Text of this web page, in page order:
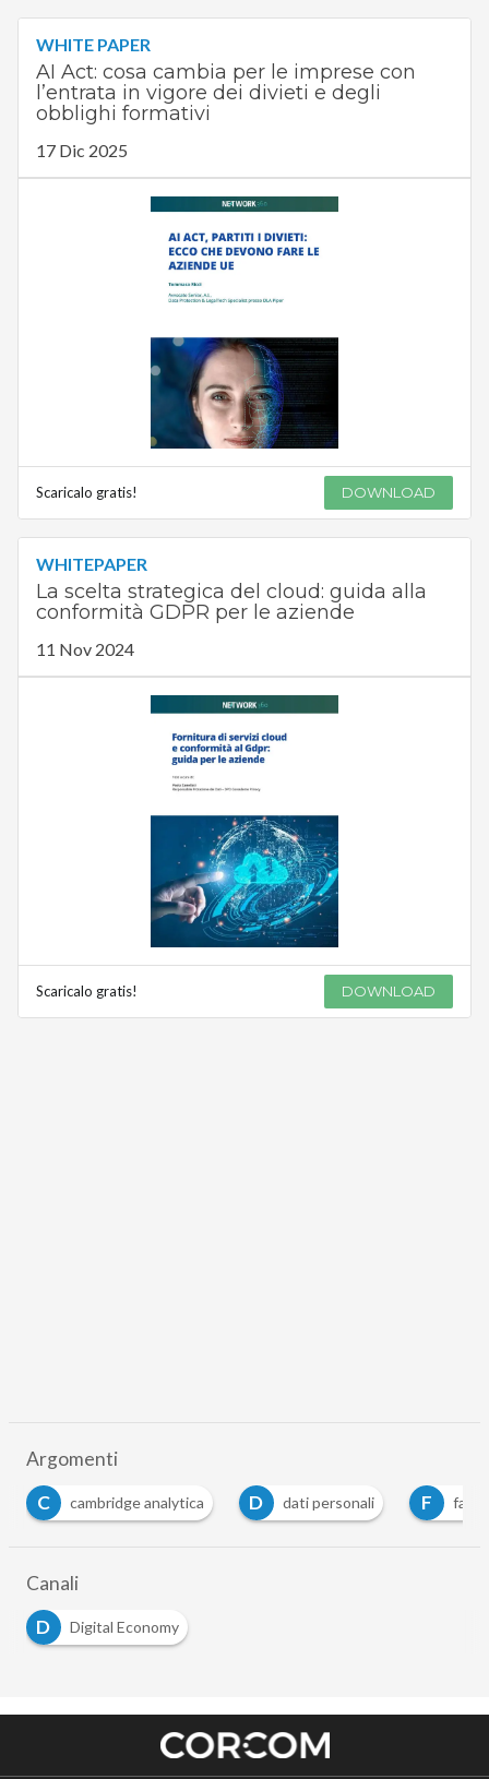
WHITE PAPER
AI Act: cosa cambia per le imprese con
l’entrata in vigore dei divieti e degli
obblighi formativi
17 Dic 2025
Scaricalo gratis! DOWNLOAD
WHITEPAPER
La scelta strategica del cloud: guida alla
conformità GDPR per le aziende
11 Nov 2024
Scaricalo gratis! DOWNLOAD
Argomenti
C
cambridge analytica D dati personali F
Canali
D
Digital Economy